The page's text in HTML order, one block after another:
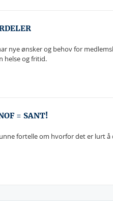
nye ønsker og behov for
helse og fritid.
= SANT!
fortelle om hvorfor det er lurt å